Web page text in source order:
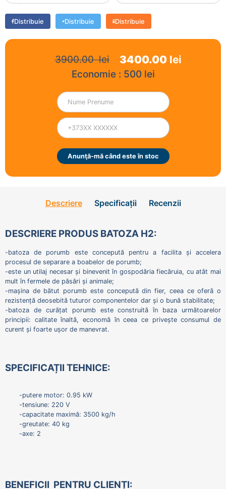
Distribuie Distribuie Distribuie
3900.00lei 3400.00lei
Economie : 500lei
Anunţă-mă când este în stoc
Descriere Specificații Recenzii
DESCRIERE PRODUS BATOZA H2:
-batoza de porumb este concepută pentru a facilita și accelera
procesul de separare a boabelor de porumb;
-este un utilaj necesar și binevenit în gospodăria fiecăruia, cu atât mai
mult în fermele de păsări și animale;
-mașina de bătut porumb este concepută din fier, ceea ce oferă o
rezistență deosebită tuturor componentelor dar și o bună stabilitate;
-batoza de curățat porumb este construită în baza următoarelor
principii: calitate înaltă, economă în ceea ce privește consumul de
curent și foarte ușor de manevrat.
SPECIFICAȚII TEHNICE:
-putere motor: 0.95 kW
-tensiune: 220 V
-capacitate maximă: 3500 kg/h
-greutate: 40 kg
-axe: 2
BENEFICII PENTRU CLIENȚI: